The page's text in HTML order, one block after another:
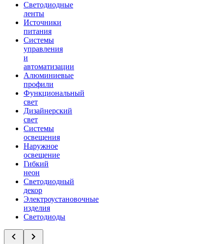
Светодиодные
ленты
Источники
питания
Системы
управления
и
автоматизации
Алюминиевые
профили
Функциональный
свет
Дизайнерский
свет
Системы
освещения
Наружное
освещение
Гибкий
неон
Светодиодный
декор
Электроустановочные
изделия
Светодиоды